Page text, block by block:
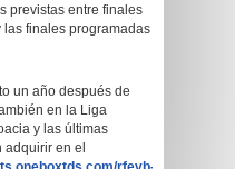
previstas entre finales
finales programadas
un año después de
en la Liga
y las últimas
en el